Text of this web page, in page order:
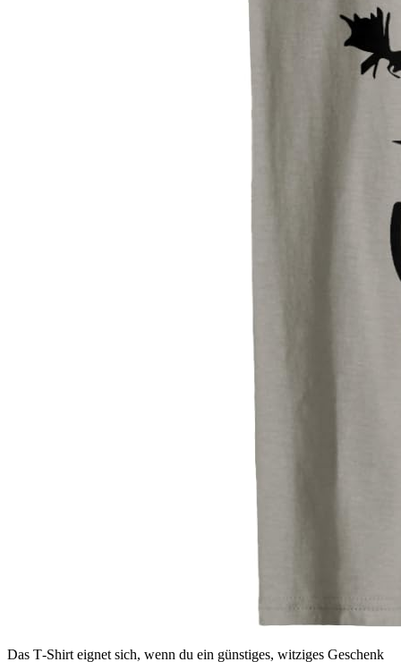
Das T‑Shirt eignet sich, wenn du ein günstiges, witziges Geschenk